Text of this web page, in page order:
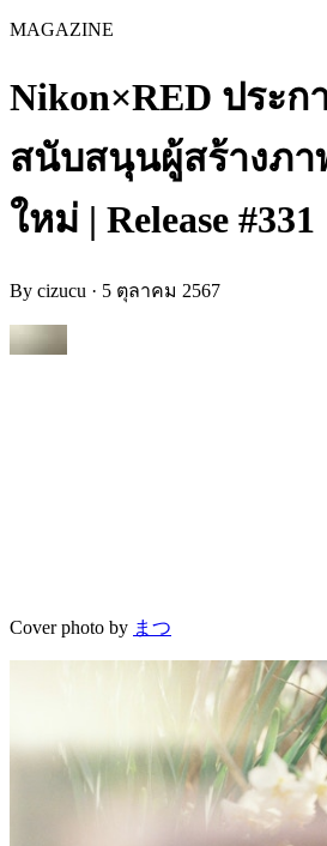
MAGAZINE
Nikon×RED ประก
สนับสนุนผู้สร้างภ
ใหม่ | Release #331
By cizucu · 5 ตุลาคม 2567
Cover photo by まつ